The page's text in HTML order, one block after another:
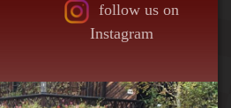
follow us on
Instagram